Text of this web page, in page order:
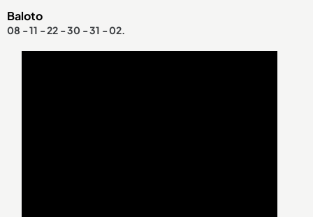
Baloto
08 - 11 - 22 - 30 - 31 - 02.